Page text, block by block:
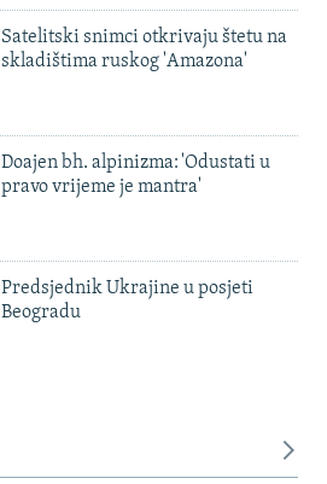
Satelitski snimci otkrivaju štetu na
skladištima ruskog 'Amazona'
Doajen bh. alpinizma: 'Odustati u
pravo vrijeme je mantra'
Predsjednik Ukrajine u posjeti
Beogradu